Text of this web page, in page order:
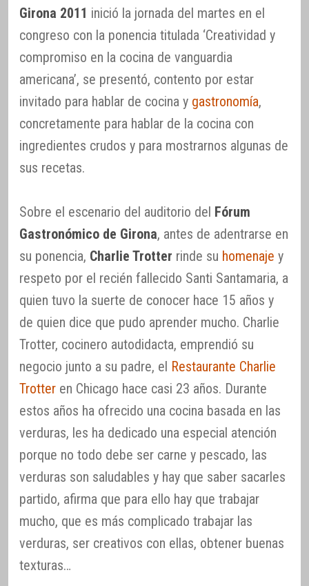
Girona 2011 inició la jornada del martes en el
congreso con la ponencia titulada ‘Creatividad y
compromiso en la cocina de vanguardia
americana’, se presentó, contento por estar
invitado para hablar de cocina y gastronomía,
concretamente para hablar de la cocina con
ingredientes crudos y para mostrarnos algunas de
sus recetas.
Sobre el escenario del auditorio del Fórum
Gastronómico de Girona, antes de adentrarse en
su ponencia, Charlie Trotter rinde su homenaje y
respeto por el recién fallecido Santi Santamaria, a
quien tuvo la suerte de conocer hace 15 años y
de quien dice que pudo aprender mucho. Charlie
Trotter, cocinero autodidacta, emprendió su
negocio junto a su padre, el Restaurante Charlie
Trotter en Chicago hace casi 23 años. Durante
estos años ha ofrecido una cocina basada en las
verduras, les ha dedicado una especial atención
porque no todo debe ser carne y pescado, las
verduras son saludables y hay que saber sacarles
partido, afirma que para ello hay que trabajar
mucho, que es más complicado trabajar las
verduras, ser creativos con ellas, obtener buenas
texturas…